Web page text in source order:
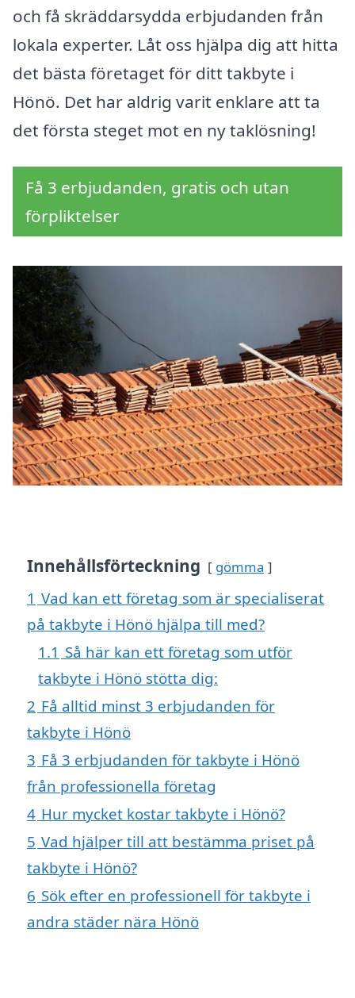
och få skräddarsydda erbjudanden från
lokala experter. Låt oss hjälpa dig att hitta
det bästa företaget för ditt takbyte i
Hönö. Det har aldrig varit enklare att ta
det första steget mot en ny taklösning!
Få 3 erbjudanden, gratis och utan
förpliktelser
Innehållsförteckning gömma
1 Vad kan ett företag som är specialiserat
på takbyte i Hönö hjälpa till med?
1.1 Så här kan ett företag som utför
takbyte i Hönö stötta dig:
2 Få alltid minst 3 erbjudanden för
takbyte i Hönö
3 Få 3 erbjudanden för takbyte i Hönö
från professionella företag
4 Hur mycket kostar takbyte i Hönö?
5 Vad hjälper till att bestämma priset på
takbyte i Hönö?
6 Sök efter en professionell för takbyte i
andra städer nära Hönö